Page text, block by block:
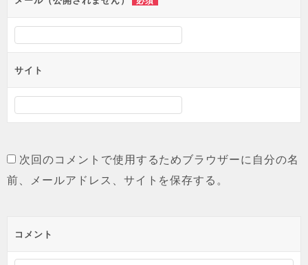
ン
サイト
次回のコメントで使用するためブラウザーに自分の名
前、メールアドレス、サイトを保存する。
コメント